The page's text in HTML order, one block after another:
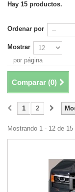
Hay 15 productos.
Ordenar por
Mostrar
por página
Comparar (0)
1 2
Mostrando 1 - 12 de 15